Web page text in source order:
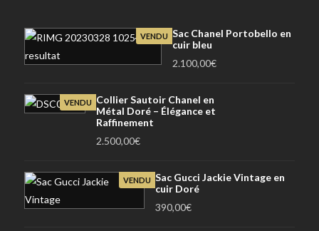
VENDU Sac Chanel Portobello en
cuir bleu
2.100,00€
VENDU
Collier Sautoir Chanel en
Métal Doré – Élégance et
Raffinement
2.500,00€
VENDU Sac Gucci Jackie Vintage en
cuir Doré
390,00€